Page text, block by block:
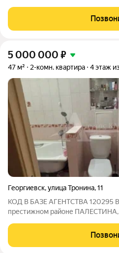
изолированные. Вся
5 000 000 ₽
47 м² 2-комн. квартира 4 этаж
Георгиевск,улица Тронина,11
КОД В БАЗЕ АГЕНТСТВА 120295 В
престижном районе ПАЛЕСТИНА,
чувствуется благодаря
ремонту. В доме есть 2